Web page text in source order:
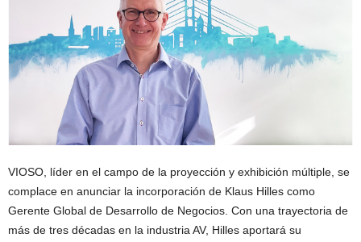
VIOSO, líder en el campo de la proyección y exhibición múltiple, se
complace en anunciar la incorporación de Klaus Hilles como
Gerente Global de Desarrollo de Negocios. Con una trayectoria de
más de tres décadas en la industria AV, Hilles aportará su